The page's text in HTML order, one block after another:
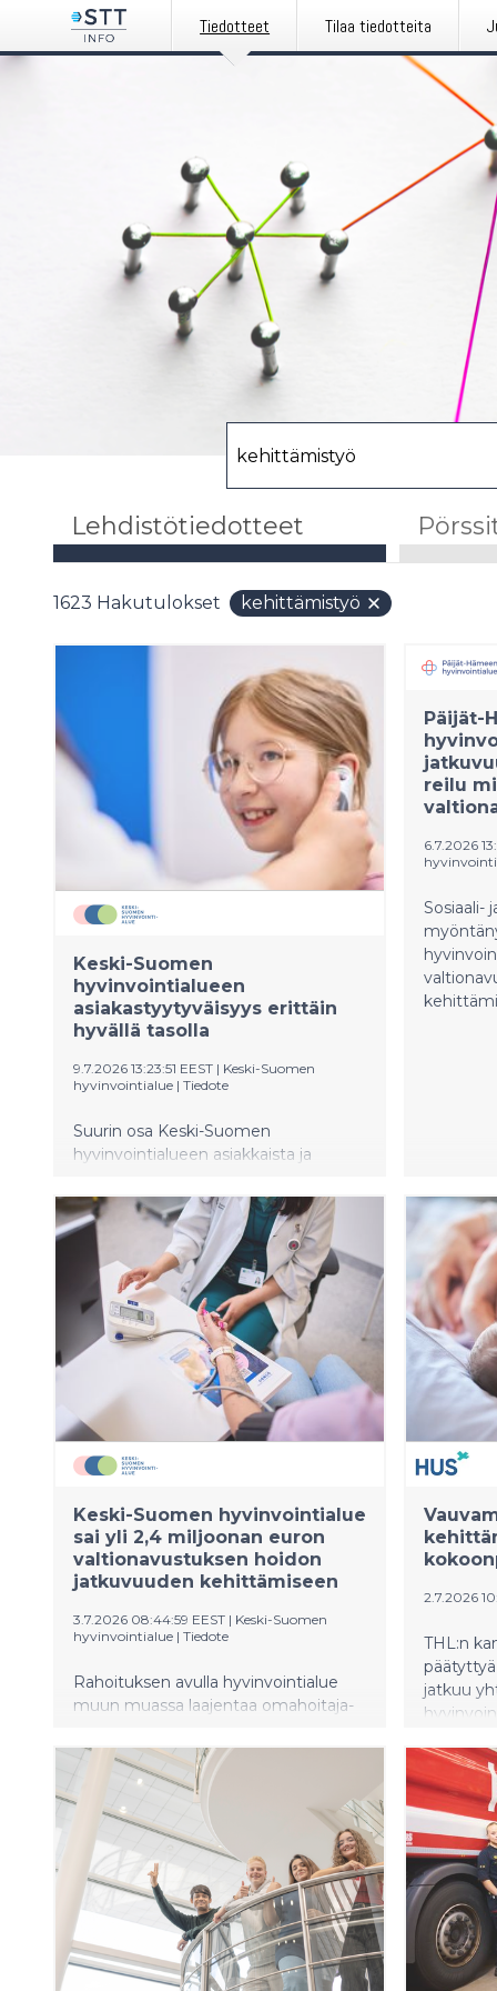
Tiedotteet Tilaa tiedotteita
Lehdistötiedotteet
1623 Hakutulokset kehittämistyö
Keski-Suomen
hyvinvointialueen
asiakastyytyväisyys erittäin
hyvällä tasolla
9.7.2026 13:23:51 EEST | Keski-Suomen
hyvinvointialue | Tiedote
Suurin osa Keski-Suomen
hyvinvointialueen asiakkaista ja
saamaansa palveluun. Keski-Suomen
hyvinvointialue sai tammi–kesäkuussa
yli 28 000 asiakaspalautetta.
Hyvinvointialueella asiakaskokemusta
mitataan NPS-mittarilla (Net
Promoter Score). Tammi–kesäkuun
NPS oli 66, eli sama kuin vuoden 2025
vastaavana ajankohtana. Vastaajista
88 prosenttia oli sitä mieltä, että
asian hoitaminen hyvinvointialueen
palveluissa oli helppoa.
Päijät-
reilu
6.7.2026
Sosiaali-
Keski-Suomen hyvinvointialue
sai yli 2,4 miljoonan euron
valtionavustuksen hoidon
jatkuvuuden kehittämiseen
3.7.2026 08:44:59 EEST | Keski-Suomen
hyvinvointialue | Tiedote
Rahoituksen avulla hyvinvointialue
muun muassa laajentaa omahoitaja-
Suomeen.
2.7.2026
THL:n
jatkuu
maassa.